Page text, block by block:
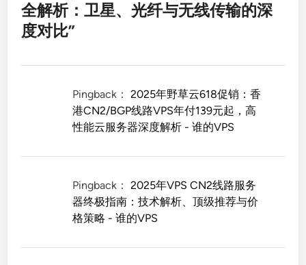
全解析：卫星、光纤与无线传输的深
度对比”
Pingback：2025年野草云618促销：香
港CN2/BGP线路VPS年付139元起，高
性能云服务器深度解析 - 谁的VPS
Pingback：2025年VPS CN2线路服务
器终极指南：技术解析、顶级推荐与价
格策略 - 谁的VPS